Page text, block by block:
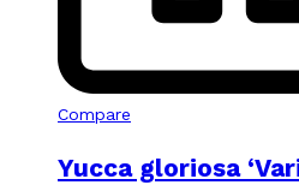
Compare
Yucca gloriosa